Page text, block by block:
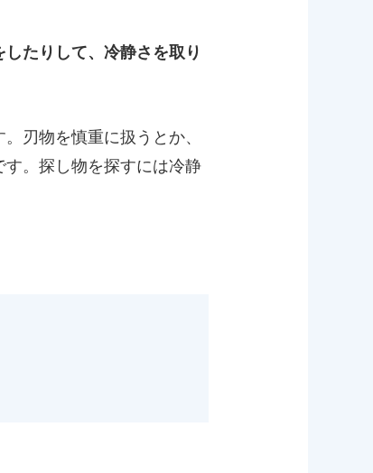
たりして、冷静さを取り
刃物を慎重に扱うとか、
。探し物を探すには冷静